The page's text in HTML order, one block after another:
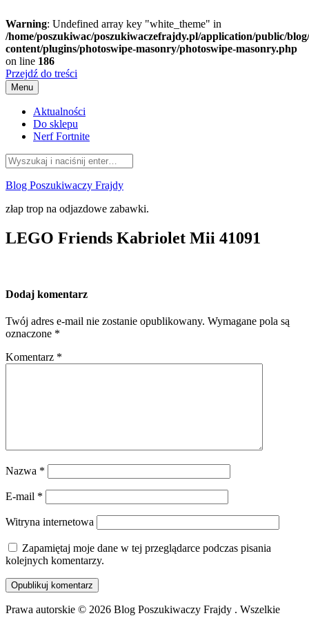
Warning: Undefined array key "white_theme" in
/home/poszukiwac/poszukiwaczefrajdy.pl/application/public/
content/plugins/photoswipe-masonry/photoswipe-masonry.php
on line 186
Przejdź do treści
Menu
Aktualności
Do sklepu
Nerf Fortnite
Blog Poszukiwaczy Frajdy
złap trop na odjazdowe zabawki.
LEGO Friends Kabriolet Mii 41091
Dodaj komentarz
Twój adres e-mail nie zostanie opublikowany. Wymagane pola są
oznaczone *
Komentarz *
Nazwa *
E-mail *
Witryna internetowa
Zapamiętaj moje dane w tej przeglądarce podczas pisania
kolejnych komentarzy.
Prawa autorskie © 2026 Blog Poszukiwaczy Frajdy . Wszelkie